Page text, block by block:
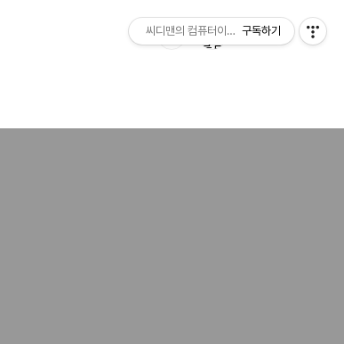
씨디맨의 컴퓨터이야기구독하기